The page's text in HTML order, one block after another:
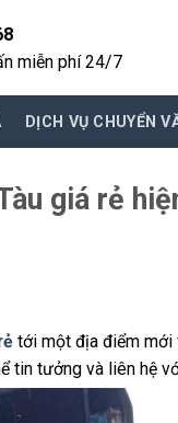
miễn phí 24/7
DỊCH VỤ CHUYỂN
giá rẻ
tới một địa điểm mới
tin tưởng và liên hệ